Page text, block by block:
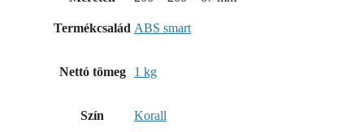
Termékcsalád ABS smart
Nettó tömeg 1 kg
Szín Korall